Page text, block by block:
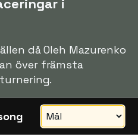
i
då Oleh Mazurenko
över främsta